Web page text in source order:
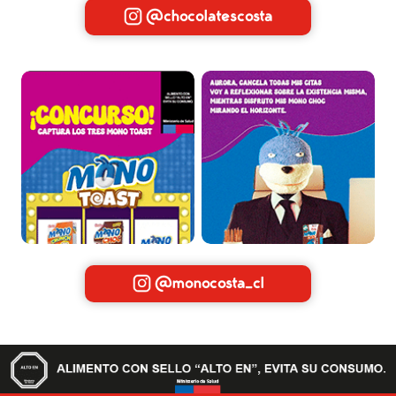
@chocolatescosta
@monocosta_cl